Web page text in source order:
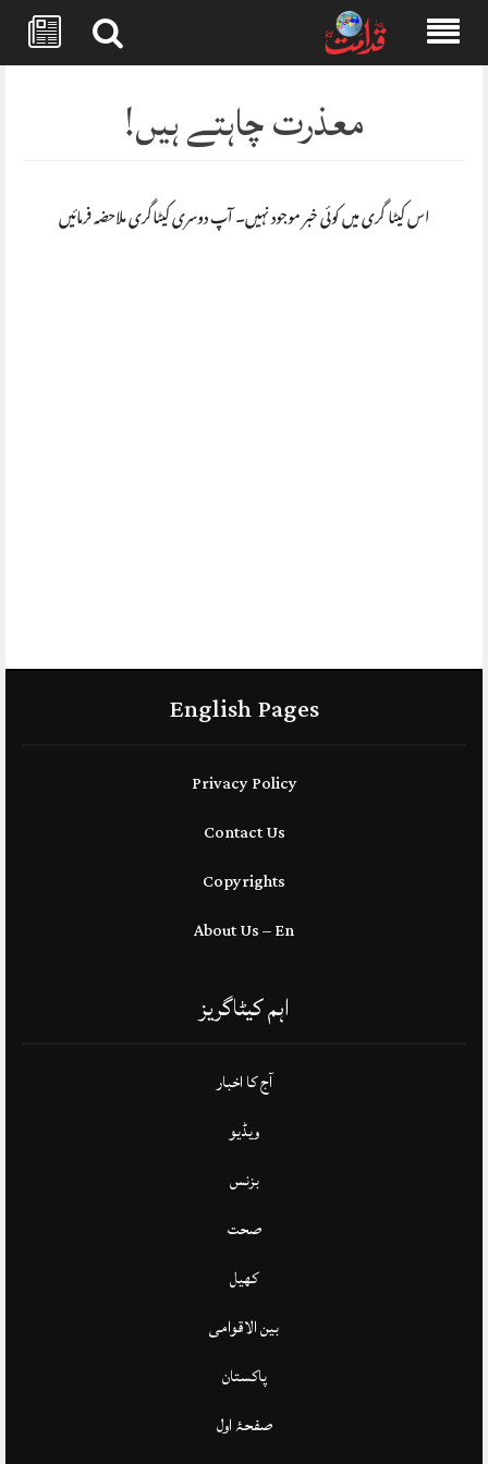
Skip
معذرت چاہتے ہیں!
اس کیٹا گری میں کوئی خبر موجود نہیں۔ آپ دوسری کیٹاگری ملاحضہ فرمائیں
English Pages
Privacy Policy
Contact Us
Copyrights
About Us – En
اہم کیٹاگریز
آج کا اخبار
ویڈیو
بزنس
صحت
کھیل
بین الاقوامی
پاکستان
صفحۂ اول